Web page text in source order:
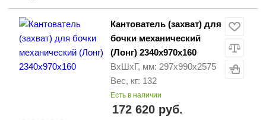
Кантователь (захват) для
бочки механический
(Лонг) 2340x970x160
ВхШхГ, мм: 297х990х2575
Вес, кг: 132
Есть в наличии
172 620 руб.